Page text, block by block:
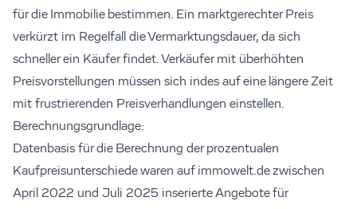
für die Immobilie bestimmen. Ein marktgerechter Preis
verkürzt im Regelfall die Vermarktungsdauer, da sich
schneller ein Käufer findet. Verkäufer mit überhöhten
Preisvorstellungen müssen sich indes auf eine längere Zeit
mit frustrierenden Preisverhandlungen einstellen.
Berechnungsgrundlage:
Datenbasis für die Berechnung der prozentualen
Kaufpreisunterschiede waren auf immowelt.de zwischen
April 2022 und Juli 2025 inserierte Angebote für